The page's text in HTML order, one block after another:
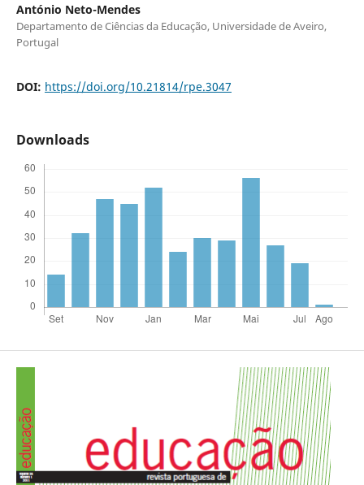
António Neto-Mendes
Departamento de Ciências da Educação, Universidade de Aveiro,
Portugal
DOI: https://doi.org/10.21814/rpe.3047
Downloads